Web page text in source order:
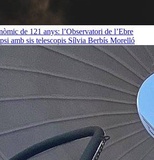
de 121 anys: l’Observatori de l’Ebre
amb sis telescopis Sílvia Berbís Morelló